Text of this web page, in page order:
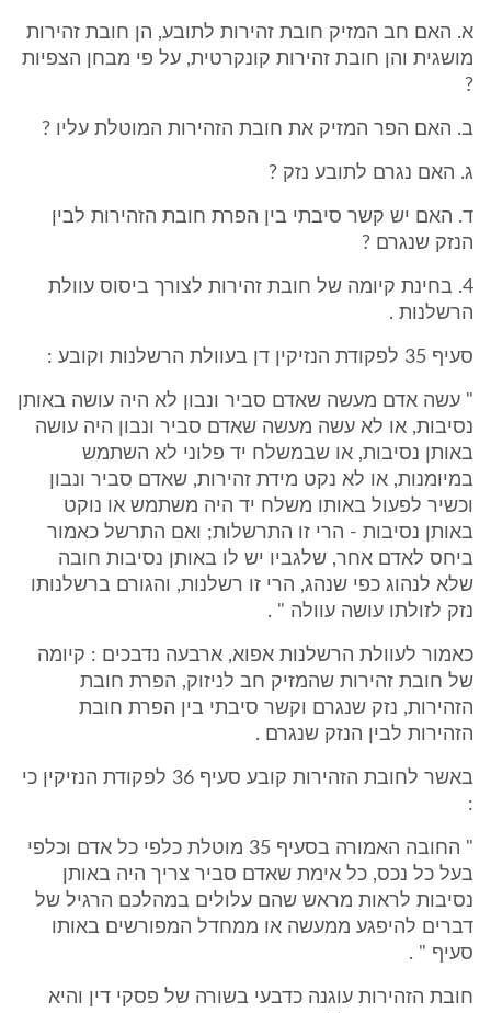
א. האם חב המזיק חובת זהירות לתובע, הן חובת זהירות
מושגית והן חובת זהירות קונקרטית, על פי מבחן הצפיות
?
ב. האם הפר המזיק את חובת הזהירות המוטלת עליו ?
ג. האם נגרם לתובע נזק ?
ד. האם יש קשר סיבתי בין הפרת חובת הזהירות לבין
הנזק שנגרם ?
4. בחינת קיומה של חובת זהירות לצורך ביסוס עוולת
הרשלנות .
סעיף 35 לפקודת הנזיקין דן בעוולת הרשלנות וקובע :
" עשה אדם מעשה שאדם סביר ונבון לא היה עושה באותן
נסיבות, או לא עשה מעשה שאדם סביר ונבון היה עושה
באותן נסיבות, או שבמשלח יד פלוני לא השתמש
במיומנות, או לא נקט מידת זהירות, שאדם סביר ונבון
וכשיר לפעול באותו משלח יד היה משתמש או נוקט
באותן נסיבות - הרי זו התרשלות; ואם התרשל כאמור
ביחס לאדם אחר, שלגביו יש לו באותן נסיבות חובה
שלא לנהוג כפי שנהג, הרי זו רשלנות, והגורם ברשלנותו
נזק לזולתו עושה עוולה " .
כאמור לעוולת הרשלנות אפוא, ארבעה נדבכים : קיומה
של חובת זהירות שהמזיק חב לניזוק, הפרת חובת
הזהירות, נזק שנגרם וקשר סיבתי בין הפרת חובת
הזהירות לבין הנזק שנגרם .
באשר לחובת הזהירות קובע סעיף 36 לפקודת הנזיקין כי
:
" החובה האמורה בסעיף 35 מוטלת כלפי כל אדם וכלפי
בעל כל נכס, כל אימת שאדם סביר צריך היה באותן
נסיבות לראות מראש שהם עלולים במהלכם הרגיל של
דברים להיפגע ממעשה או ממחדל המפורשים באותו
סעיף " .
חובת הזהירות עוגנה כדבעי בשורה של פסקי דין והיא